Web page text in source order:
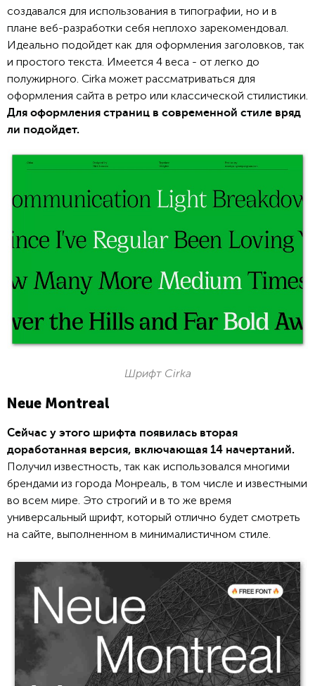
создавался для использования в типографии, но и в
плане веб-разработки себя неплохо зарекомендовал.
Идеально подойдет как для оформления заголовков, так
и простого текста. Имеется 4 веса - от легко до
полужирного. Cirka может рассматриваться для
оформления сайта в ретро или классической стилистики.
Для оформления страниц в современной стиле вряд
ли подойдет.
Шрифт Cirka
Neue Montreal
Сейчас у этого шрифта появилась вторая
доработанная версия, включающая 14 начертаний.
Получил известность, так как использовался многими
брендами из города Монреаль, в том числе и известными
во всем мире. Это строгий и в то же время
универсальный шрифт, который отлично будет смотреть
на сайте, выполненном в минималистичном стиле.